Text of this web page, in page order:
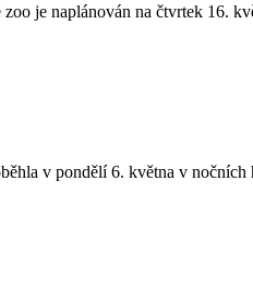
je naplánován na čtvrtek 16.
v pondělí 6. května v nočních